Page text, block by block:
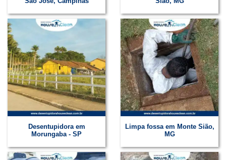
Desentupidora em
Morungaba - SP
Limpa fossa em Monte Sião,
MG